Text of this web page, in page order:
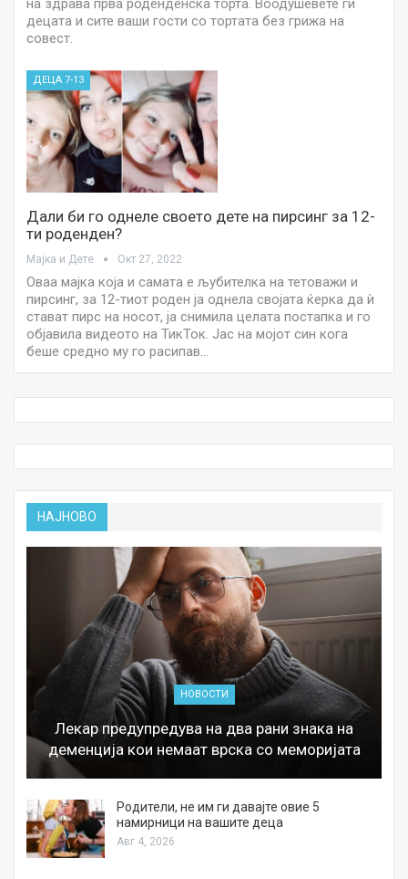
на здрава прва роденденска торта. Воодушевете ги
децата и сите ваши гости со тортата без грижа на
совест.
ДЕЦА 7-13
Дали би го однеле своето дете на пирсинг за 12-
ти роденден?
Мајка и Дете Окт 27, 2022
Оваа мајка која и самата е љубителка на тетоважи и
пирсинг, за 12-тиот роден ја однела својата ќерка да ѝ
стават пирс на носот, ја снимила целата постапка и го
објавила видеото на ТикТок. Јас на мојот син кога
беше средно му го расипав…
НАЈНОВО
НОВОСТИ
Лекар предупредува на два рани знака на
деменција кои немаат врска со меморијата
Родители, не им ги давајте овие 5
намирници на вашите деца
Авг 4, 2026